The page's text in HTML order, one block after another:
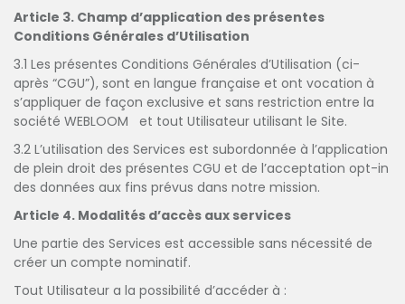
Article 3. Champ d’application des présentes
Conditions Générales d’Utilisation
3.1 Les présentes Conditions Générales d’Utilisation (ci-
après “CGU”), sont en langue française et ont vocation à
s’appliquer de façon exclusive et sans restriction entre la
société WEBLOOM et tout Utilisateur utilisant le Site.
3.2 L’utilisation des Services est subordonnée à l’application
de plein droit des présentes CGU et de l’acceptation opt-in
des données aux fins prévus dans notre mission.
Article 4. Modalités d’accès aux services
Une partie des Services est accessible sans nécessité de
créer un compte nominatif.
Tout Utilisateur a la possibilité d’accéder à :